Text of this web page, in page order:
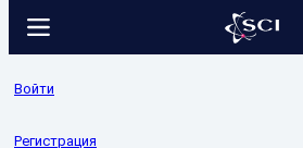
Войти
Регистрация